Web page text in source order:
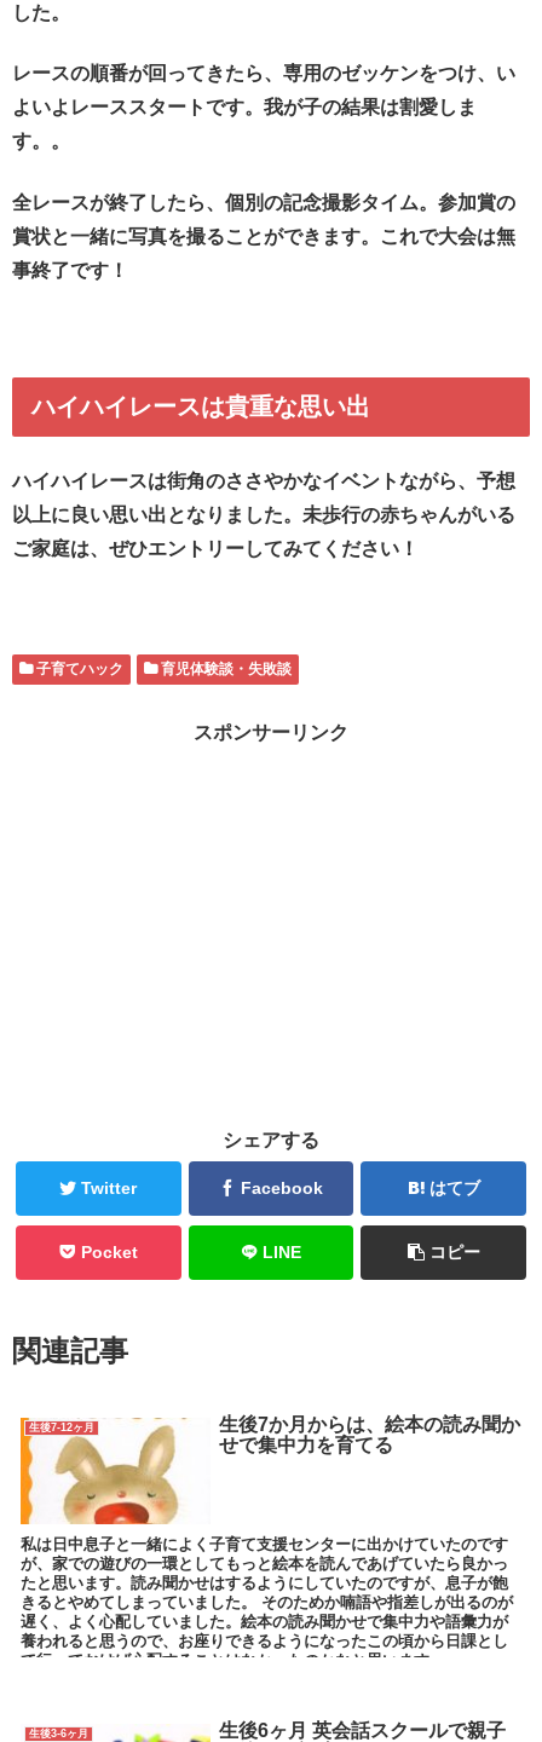
した。
レースの順番が回ってきたら、専用のゼッケンをつけ、い
よいよレーススタートです。我が子の結果は割愛しま
す。。
全レースが終了したら、個別の記念撮影タイム。参加賞の
賞状と一緒に写真を撮ることができます。これで大会は無
事終了です！
ハイハイレースは貴重な思い出
ハイハイレースは街角のささやかなイベントながら、予想
以上に良い思い出となりました。未歩行の赤ちゃんがいる
ご家庭は、ぜひエントリーしてみてください！
子育てハック 育児体験談・失敗談
スポンサーリンク
シェアする
Twitter Facebook はてブ
Pocket LINE コピー
関連記事
生後7-12ヶ月
生後7か月からは、絵本の読み聞か
せで集中力を育てる
私は日中息子と一緒によく子育て支援センターに出かけていたのです
が、家での遊びの一環としてもっと絵本を読んであげていたら良かっ
たと思います。読み聞かせはするようにしていたのですが、息子が飽
きるとやめてしまっていました。 そのためか喃語や指差しが出るのが
遅く、よく心配していました。絵本の読み聞かせで集中力や語彙力が
養われると思うので、お座りできるようになったこの頃から日課とし
て行っておけば心配することはなかったのかなと思います。
生後3-6ヶ月
生後6ヶ月 英会話スクールで親子